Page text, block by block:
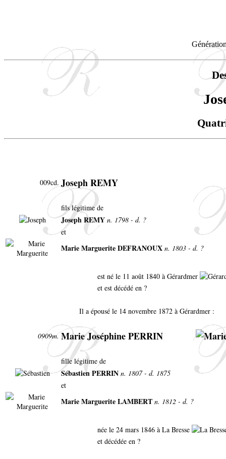
009cd. Joseph REMY
fils légitime de
Joseph REMY n. 1798 - d. ?
et
Marie Marguerite DEFRANOUX n. 1803 - d. ?
est né le 11 août 1840 à Gérardmer
et est décédé en ?
Il a épousé le 14 novembre 1872 à Gérardmer :
0909m. Marie Joséphine PERRIN
fille légitime de
Sébastien PERRIN n. 1807 - d. 1875
et
Marie Marguerite LAMBERT n. 1812 - d. ?
née le 24 mars 1846 à La Bresse
et décédée en ?